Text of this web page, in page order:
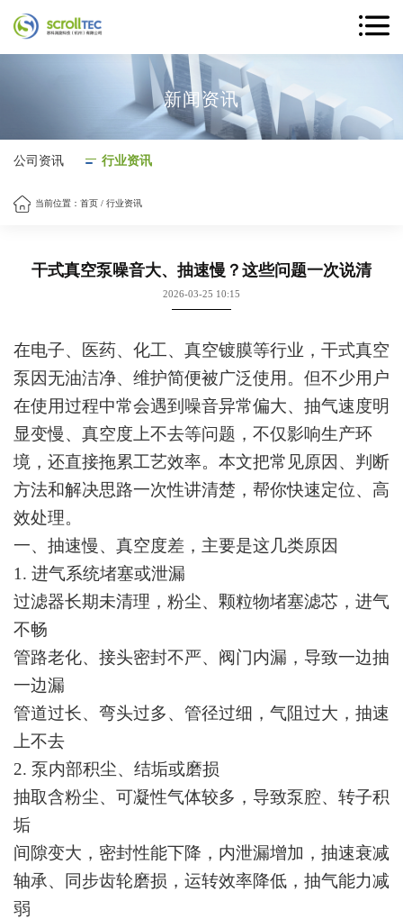
新闻资讯
公司资讯 行业资讯
当前位置： 首页/ 行业资讯
干式真空泵噪音大、抽速慢？这些问题一次说清
2026-03-25 10:15
在电子、医药、化工、真空镀膜等行业，干式真空
泵因无油洁净、维护简便被广泛使用。但不少用户
在使用过程中常会遇到噪音异常偏大、抽气速度明
显变慢、真空度上不去等问题，不仅影响生产环
境，还直接拖累工艺效率。本文把常见原因、判断
方法和解决思路一次性讲清楚，帮你快速定位、高
效处理。
一、抽速慢、真空度差，主要是这几类原因
1. 进气系统堵塞或泄漏
过滤器长期未清理，粉尘、颗粒物堵塞滤芯，进气
不畅
管路老化、接头密封不严、阀门内漏，导致一边抽
一边漏
管道过长、弯头过多、管径过细，气阻过大，抽速
上不去
2. 泵内部积尘、结垢或磨损
抽取含粉尘、可凝性气体较多，导致泵腔、转子积
垢
间隙变大，密封性能下降，内泄漏增加，抽速衰减
轴承、同步齿轮磨损，运转效率降低，抽气能力减
弱